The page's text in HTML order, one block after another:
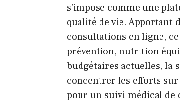
s’impose comme une
qualité de vie. Apportant
consultations en ligne,
prévention, nutrition
budgétaires actuelles, la
concentrer les efforts
pour un suivi médical de